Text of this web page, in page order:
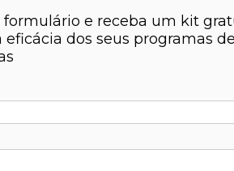
formulário e receba um kit
dos seus programas